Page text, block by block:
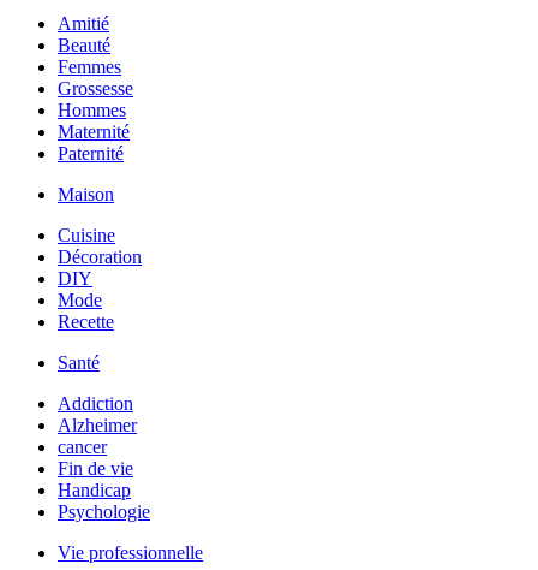
Amitié
Beauté
Femmes
Grossesse
Hommes
Maternité
Paternité
Maison
Cuisine
Décoration
DIY
Mode
Recette
Santé
Addiction
Alzheimer
cancer
Fin de vie
Handicap
Psychologie
Vie professionnelle